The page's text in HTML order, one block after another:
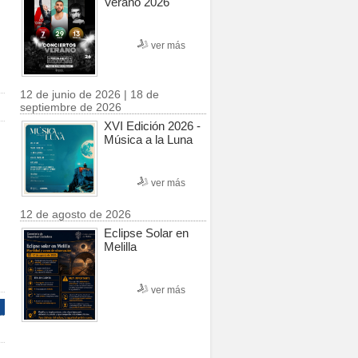
ver más
12 de junio de 2026 | 18 de
septiembre de 2026
XVI Edición 2026 -
Música a la Luna
ver más
12 de agosto de 2026
Eclipse Solar en
Melilla
ver más